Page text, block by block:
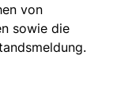
von
sowie die